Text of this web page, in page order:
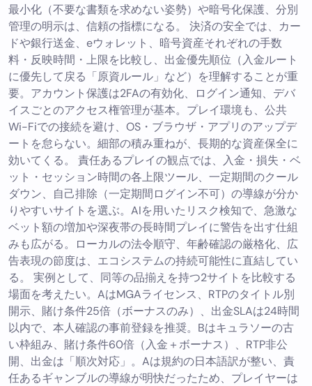
最小化（不要な書類を求めない姿勢）や暗号化保護、分別
管理の明示は、信頼の指標になる。 決済の安全では、カー
ドや銀行送金、eウォレット、暗号資産それぞれの手数
料・反映時間・上限を比較し、出金優先順位（入金ルート
に優先して戻る「原資ルール」など）を理解することが重
要。アカウント保護は2FAの有効化、ログイン通知、デバ
イスごとのアクセス権管理が基本。プレイ環境も、公共
Wi-Fiでの接続を避け、OS・ブラウザ・アプリのアップデ
ートを怠らない。細部の積み重ねが、長期的な資産保全に
効いてくる。 責任あるプレイの観点では、入金・損失・ベ
ット・セッション時間の各上限ツール、一定期間のクール
ダウン、自己排除（一定期間ログイン不可）の導線が分か
りやすいサイトを選ぶ。AIを用いたリスク検知で、急激な
ベット額の増加や深夜帯の長時間プレイに警告を出す仕組
みも広がる。ローカルの法令順守、年齢確認の厳格化、広
告表現の節度は、エコシステムの持続可能性に直結してい
る。 実例として、同等の品揃えを持つ2サイトを比較する
場面を考えたい。AはMGAライセンス、RTPのタイトル別
開示、賭け条件25倍（ボーナスのみ）、出金SLAは24時間
以内で、本人確認の事前登録を推奨。Bはキュラソーの古
い枠組み、賭け条件60倍（入金＋ボーナス）、RTP非公
開、出金は「順次対応」。Aは規約の日本語訳が整い、責
任あるギャンブルの導線が明快だったため、プレイヤーは